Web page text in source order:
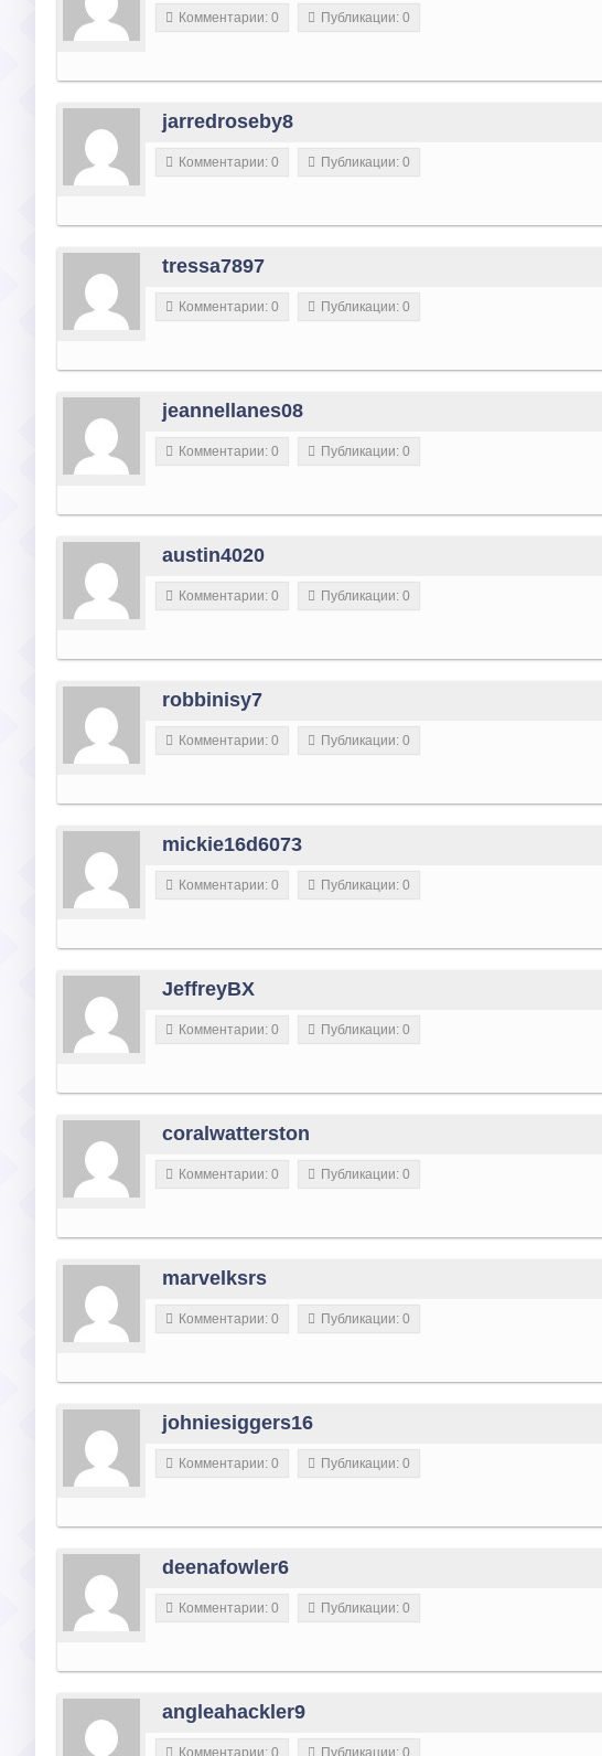
Комментарии: 0 Публикации: 0
jarredroseby8
Комментарии: 0 Публикации: 0
tressa7897
Комментарии: 0 Публикации: 0
jeannellanes08
Комментарии: 0 Публикации: 0
austin4020
Комментарии: 0 Публикации: 0
robbinisy7
Комментарии: 0 Публикации: 0
mickie16d6073
Комментарии: 0 Публикации: 0
JeffreyBX
Комментарии: 0 Публикации: 0
coralwatterston
Комментарии: 0 Публикации: 0
marvelksrs
Комментарии: 0 Публикации: 0
johniesiggers16
Комментарии: 0 Публикации: 0
deenafowler6
Комментарии: 0 Публикации: 0
angleahackler9